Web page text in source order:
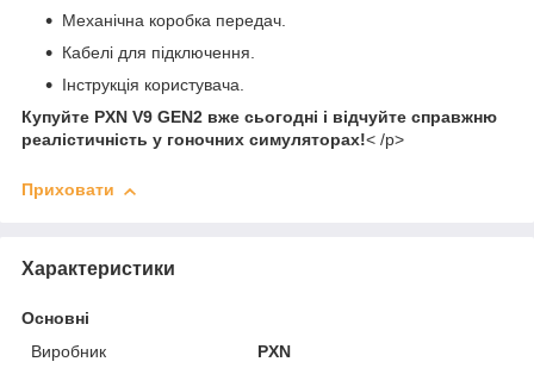
Механічна коробка передач.
Кабелі для підключення.
Інструкція користувача.
Купуйте PXN V9 GEN2 вже сьогодні і відчуйте справжню
реалістичність у гоночних симуляторах!< /p>
Приховати
Характеристики
Основні
Виробник
PXN